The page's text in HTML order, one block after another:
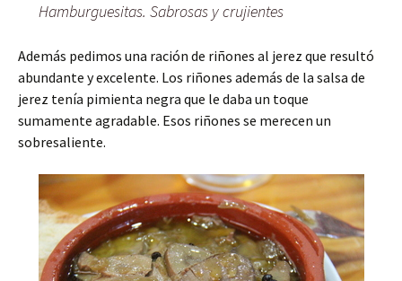
Hamburguesitas. Sabrosas y crujientes
Además pedimos una ración de riñones al jerez que resultó
abundante y excelente. Los riñones además de la salsa de
jerez tenía pimienta negra que le daba un toque
sumamente agradable. Esos riñones se merecen un
sobresaliente.